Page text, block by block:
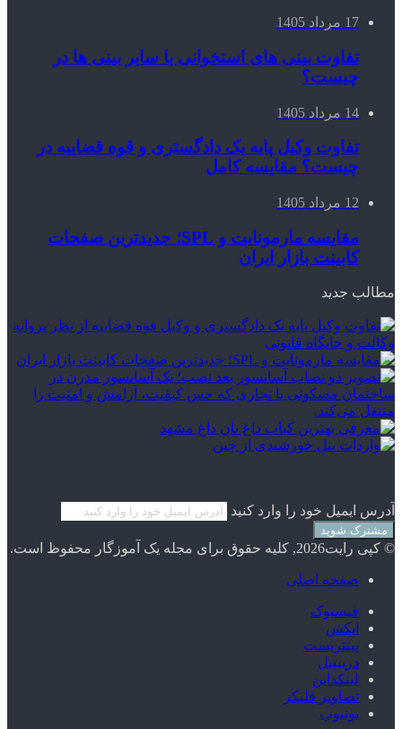
17 مرداد 1405
تفاوت بینی های استخوانی با سایر بینی ها در
چیست؟
14 مرداد 1405
تفاوت وکیل پایه یک دادگستری و قوه قضاییه در
چیست؟ مقایسه کامل
12 مرداد 1405
مقایسه مارمونایت و SPL؛ جدیدترین صفحات
کابینت بازار ایران
مطالب جدید
آدرس ایمیل خود را وارد کنید
© کپی رایت2026, کلیه حقوق برای مجله یک آموزگار محفوظ است.
صفحه اصلی
فیسبوک
ایکس
پینتریست
دریبببل
لینکداین
تصاویر فلیکر
یوتیوب